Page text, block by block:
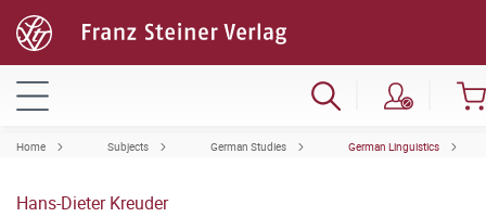
Home Subjects German Studies German Linguistics
Hans-Dieter Kreuder